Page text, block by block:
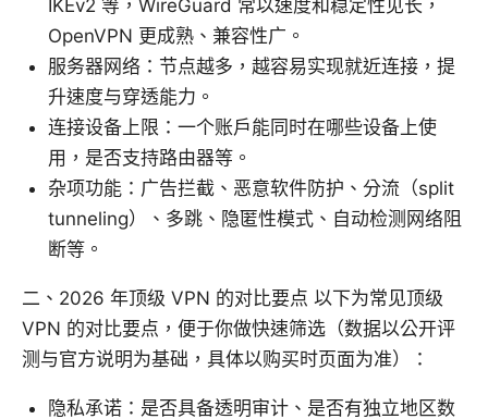
IKEv2 等，WireGuard 常以速度和稳定性见长，
OpenVPN 更成熟、兼容性广。
服务器网络：节点越多，越容易实现就近连接，提
升速度与穿透能力。
连接设备上限：一个账户能同时在哪些设备上使
用，是否支持路由器等。
杂项功能：广告拦截、恶意软件防护、分流（split
tunneling）、多跳、隐匿性模式、自动检测网络阻
断等。
二、2026 年顶级 VPN 的对比要点 以下为常见顶级
VPN 的对比要点，便于你做快速筛选（数据以公开评
测与官方说明为基础，具体以购买时页面为准）：
隐私承诺：是否具备透明审计、是否有独立地区数